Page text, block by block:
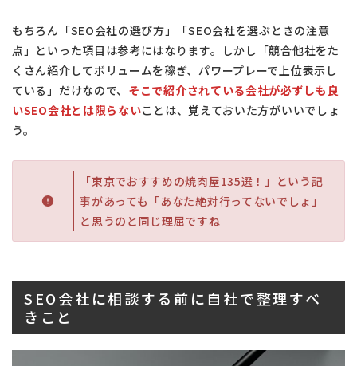
もちろん「SEO会社の選び方」「SEO会社を選ぶときの注意
点」といった項目は参考にはなります。しかし「競合他社をた
くさん紹介してボリュームを稼ぎ、パワープレーで上位表示し
ている」だけなので、 そこで紹介されている会社が必ずしも良
いSEO会社とは限らないことは、覚えておいた方がいいでしょ
う。
「東京でおすすめの焼肉屋135選！」という記
事があっても「あなた絶対行ってないでしょ」
と思うのと同じ理屈ですね
SEO会社に相談する前に自社で整理すべ
きこと